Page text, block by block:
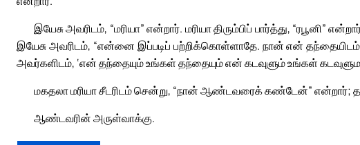
இயேசு அவரிடம், “மரியா” என்றார். மரியா திரும்பிப் பார்த்து, “ரபூனி”
இயேசு அவரிடம், “என்னை இப்படிப் பற்றிக்கொள்ளாதே. நான் என்
அவர்களிடம், ‘என் தந்தையும் உங்கள் தந்தையும் என் கடவுளும் உங்கள்
மகதலா மரியா சீடரிடம் சென்று, “நான் ஆண்டவரைக் கண்டேன்” என்றார்;
ஆண்டவரின் அருள்வாக்கு.